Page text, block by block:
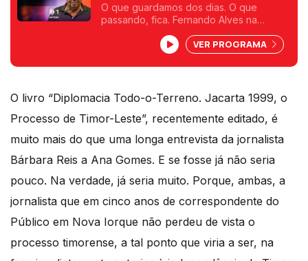
O que guardamos dos dias. O que
passando, fica. Fernando Alves na
VER PROGRAMA
O livro “Diplomacia Todo-o-Terreno. Jacarta 1999, o
Processo de Timor-Leste”, recentemente editado, é
muito mais do que uma longa entrevista da jornalista
Bárbara Reis a Ana Gomes. E se fosse já não seria
pouco. Na verdade, já seria muito. Porque, ambas, a
jornalista que em cinco anos de correspondente do
Público em Nova Iorque não perdeu de vista o
processo timorense, a tal ponto que viria a ser, na